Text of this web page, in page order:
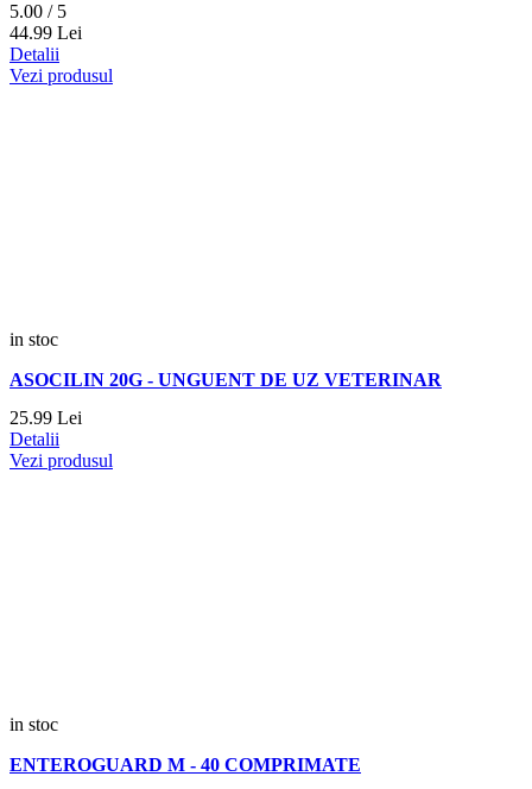
5.00 / 5
44.99 Lei
Detalii
Vezi produsul
in stoc
ASOCILIN 20G - UNGUENT DE UZ VETERINAR
25.99 Lei
Detalii
Vezi produsul
in stoc
ENTEROGUARD M - 40 COMPRIMATE